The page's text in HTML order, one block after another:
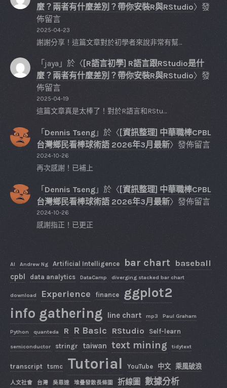
麼？兩者有什麼差別？帶你安裝R與RStudio〉發
佈留言
2025-04-23
謝謝分享！這篇文章對於初學者來說非常有幫…
「 jaya 」於〈 [R語言初學] R語言跟RStudio是什
麼？兩者有什麼差別？帶你安裝R與RStudio〉發
佈留言
2025-04-19
這篇文章真是太棒了！對於R語言和RStu…
「 Dennis Tseng 」於〈 [資訊整理] 中華職棒CPBL
台灣鄉民看棒球術語 2026年3月最新〉發佈留言
2024-10-26
再次感謝！已補上
「 Dennis Tseng 」於〈[資訊整理] 中華職棒CPBL
台灣鄉民看棒球術語 2026年3月最新〉發佈留言
2024-10-26
感謝指正！已更正
AI Andrew Ng Artificial Intelligence bar chart baseball
cpbl data analytics DataCamp diverging stacked bar chart
download Experience finance ggplot2
info gathering line chart mp3 Paul Graham
Python quanteda R R Basic RStudio Self-learn
semiconductor stringr taiwan text mining tidytext
transcript tsmc Tutorial YouTube 中文 乘風破浪
人文社會 台灣 吳恩達 堆疊發散長條圖 折線圖 數據分析